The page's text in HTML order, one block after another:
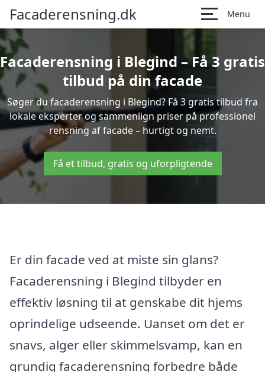
Facaderensning.dk Menu
Facaderensning i Blegind – Få 3 gratis
tilbud på din facade
Søger du facaderensning i Blegind? Få 3 gratis tilbud fra
lokale eksperter og sammenlign priser på professionel
rensning af facade – hurtigt og nemt.
Få et tilbud, gratis og uforpligtende
Er din facade ved at miste sin glans?
Facaderensning i Blegind tilbyder en
effektiv løsning til at genskabe dit hjems
oprindelige udseende. Uanset om det er
snavs, alger eller skimmelsvamp, kan en
grundig facaderensning forbedre både